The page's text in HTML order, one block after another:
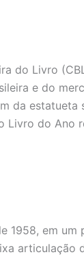
do Livro
e do
da
Livro do Ano
1958, em
articulação